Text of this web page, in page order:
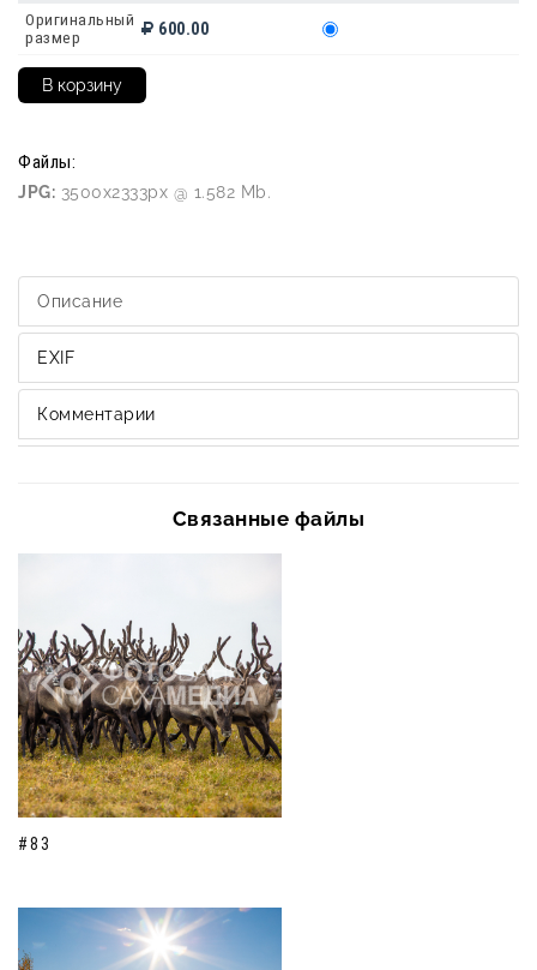
Оригинальный
размер
600.00
Файлы:
JPG: 3500x2333px @ 1.582 Mb.
Описание
EXIF
Комментарии
Связанные файлы
#83